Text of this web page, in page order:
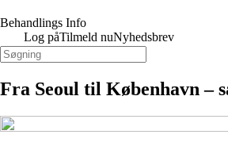
Behandlings Info
Log påTilmeld nuNyhedsbrev
Fra Seoul til København –